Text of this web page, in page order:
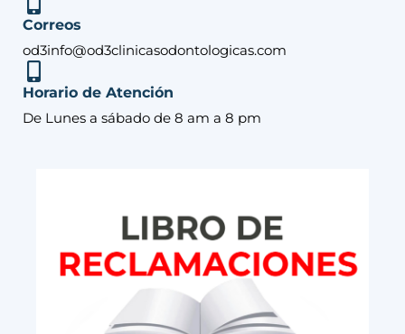
Correos
od3info@od3clinicasodontologicas.com
Horario de Atención
De Lunes a sábado de 8 am a 8 pm